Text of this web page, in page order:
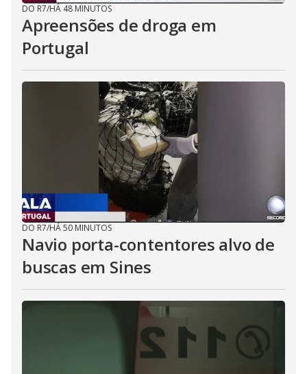
DO R7/HÁ 48 MINUTOS
Apreensões de droga em
Portugal
DO R7/HÁ 50 MINUTOS
Navio porta-contentores alvo de
buscas em Sines